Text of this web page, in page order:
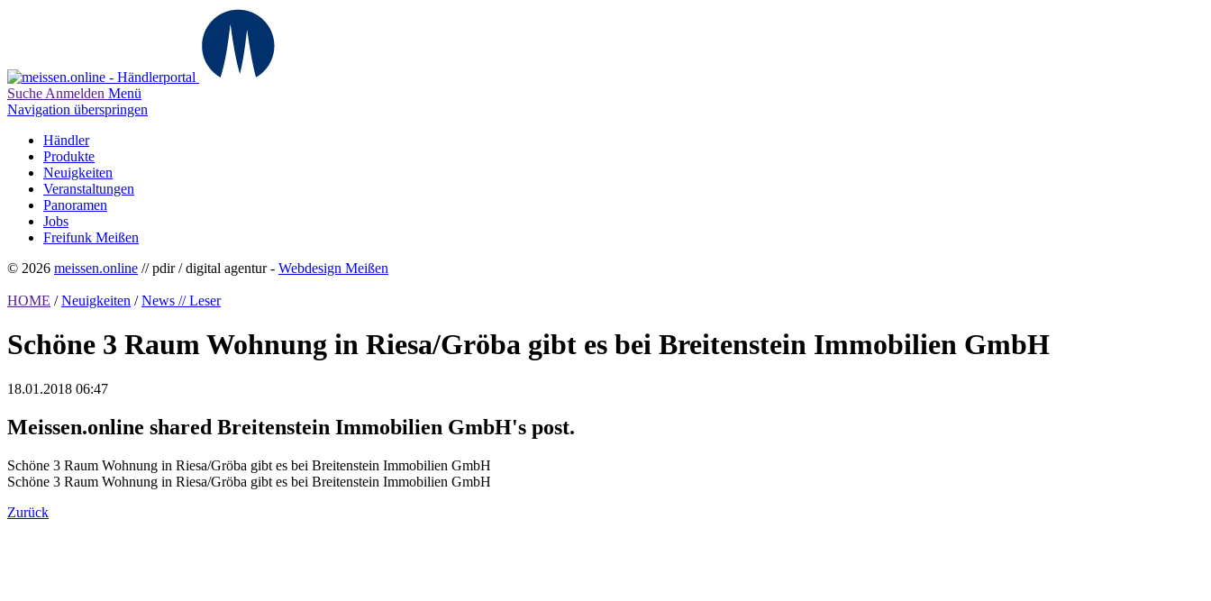
Suche Anmelden Menü
Navigation überspringen
Händler
Produkte
Neuigkeiten
Veranstaltungen
Panoramen
Jobs
Freifunk Meißen
© 2026 meissen.online // pdir / digital agentur - Webdesign Meißen
HOME / Neuigkeiten / News // Leser
Schöne 3 Raum Wohnung in Riesa/Gröba gibt es bei Breitenstein Immobilien GmbH
18.01.2018 06:47
Meissen.online shared Breitenstein Immobilien GmbH's post.
Schöne 3 Raum Wohnung in Riesa/Gröba gibt es bei Breitenstein Immobilien GmbH
Schöne 3 Raum Wohnung in Riesa/Gröba gibt es bei Breitenstein Immobilien GmbH
Zurück